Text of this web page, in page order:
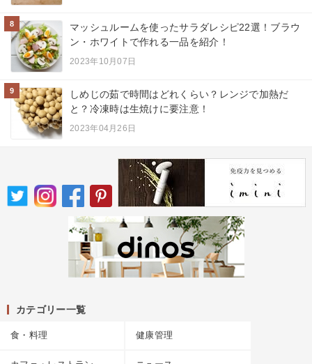
8
マッシュルームを使ったサラダレシピ22選！ブラウ
ン・ホワイトで作れる一品を紹介！
2023年10月07日
9
しめじの茹で時間はどれくらい？レンジで加熱だ
と？冷凍時は生焼けに要注意！
2023年04月26日
カテゴリー一覧
食・料理 健康管理